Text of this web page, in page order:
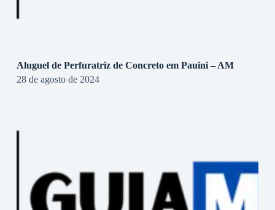
Aluguel de Perfuratriz de Concreto em Pauini – AM
28 de agosto de 2024